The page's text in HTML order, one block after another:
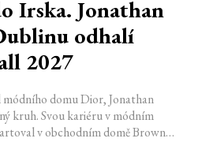
Irska. Jonathan
odhalí
2027
domu Dior, Jonathan
kruh. Svou kariéru v módním
v obchodním domě Brown